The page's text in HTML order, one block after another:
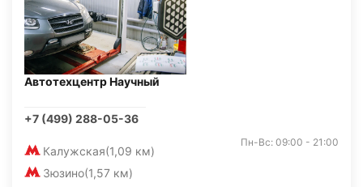
Автотехцентр Научный
+7 (499) 288-05-36
Калужская(1,09 км)
Зюзино(1,57 км)
Пн-Вс: 09:00 - 21:00